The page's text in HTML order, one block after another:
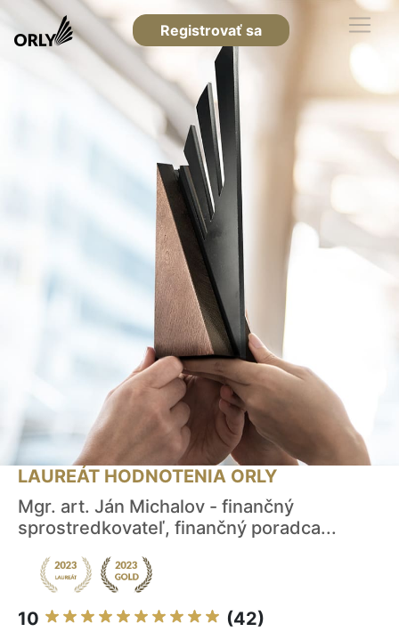
Registrovať sa
LAUREÁT HODNOTENIA ORLY
Mgr. art. Ján Michalov - finančný
sprostredkovateľ, finančný poradca...
10 (42)